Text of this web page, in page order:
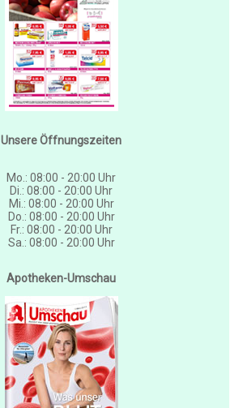
Unsere Öffnungszeiten
Mo.: 08:00 - 20:00 Uhr
Di.: 08:00 - 20:00 Uhr
Mi.: 08:00 - 20:00 Uhr
Do.: 08:00 - 20:00 Uhr
Fr.: 08:00 - 20:00 Uhr
Sa.: 08:00 - 20:00 Uhr
Apotheken-Umschau